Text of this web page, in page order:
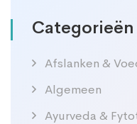
Categorieën
Afslanken &
Algemeen
Ayurveda &